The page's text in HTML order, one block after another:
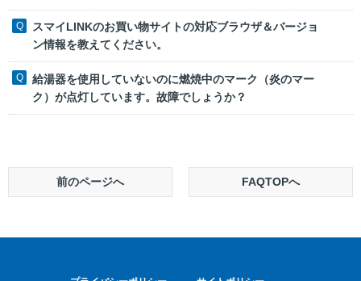
スマイLINKのお買い物サイトの対応ブラウザ＆バージョ
ン情報を教えてください。
給湯器を使用していないのに燃焼中のマーク（炎のマー
ク）が点灯しています。故障でしょうか？
前のページへ FAQTOPへ